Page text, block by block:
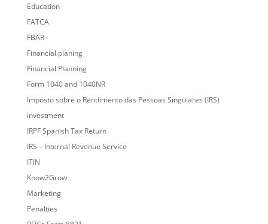
Education
FATCA
FBAR
Financial planing
Financial Planning
Form 1040 and 1040NR
Imposto sobre o Rendimento das Pessoas Singulares (IRS)
investment
IRPF Spanish Tax Return
IRS – Internal Revenue Service
ITIN
Know2Grow
Marketing
Penalties